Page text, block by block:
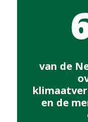
van de
en de